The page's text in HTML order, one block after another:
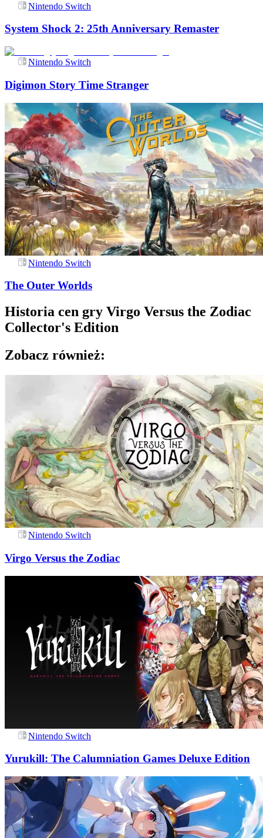
Nintendo Switch
System Shock 2: 25th Anniversary Remaster
Nintendo Switch
Digimon Story Time Stranger
Nintendo Switch
The Outer Worlds
Historia cen gry Virgo Versus the Zodiac
Collector's Edition
Zobacz również:
Nintendo Switch
Virgo Versus the Zodiac
Nintendo Switch
Yurukill: The Calumniation Games Deluxe Edition